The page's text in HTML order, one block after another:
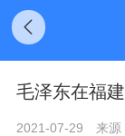
毛泽东在福
2021-07-29 来源